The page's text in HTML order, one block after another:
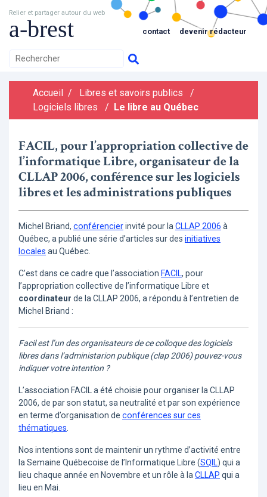
Relier et partager autour du web
a-brest contact devenir rédacteur
Accueil / Libres et savoirs publics
/
Logiciels libres
/ Le libre au Québec
FACIL, pour l’appropriation collective de
l’informatique Libre, organisateur de la
CLLAP 2006, conférence sur les logiciels
libres et les administrations publiques
Michel Briand, conférencierinvité pour laCLLAP 2006 à
Québec, a publié une série d’articles sur des initiatives
locales au Québec.
C’est dans ce cadre que l’association FACIL, pour
l’appropriation collective de l’informatique Libre et
coordinateur de la CLLAP 2006, a répondu à l’entretien de
Michel Briand :
Facil est l’un des organisateurs de ce colloque des logiciels
libres dans l’administarion publique (clap 2006) pouvez-vous
indiquer votre intention ?
L’association FACIL a été choisie pour organiser la CLLAP
2006, de par son statut, sa neutralité et par son expérience
en terme d’organisation de conférences sur ces
thématiques.
Nos intentions sont de maintenir un rythme d’activité entre
la Semaine Québecoise de l’Informatique Libre (SQIL) qui a
lieu chaque année en Novembre et un rôle à laCLLAP qui a
lieu en Mai.